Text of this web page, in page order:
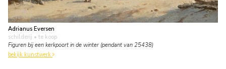
Adrianus Eversen
schilderij • te koop
Figuren bij een kerkpoort in de winter (pendant van 25438)
bekijk kunstwerk